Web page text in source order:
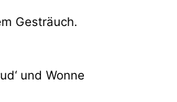
Gesträuch.
und Wonne